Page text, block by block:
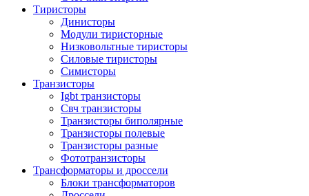
Тиристоры
Динисторы
Модули тиристорные
Низковольтные тиристоры
Силовые тиристоры
Симисторы
Транзисторы
Igbt транзисторы
Свч транзисторы
Транзисторы биполярные
Транзисторы полевые
Транзисторы разные
Фототранзисторы
Трансформаторы и дроссели
Блоки трансформаторов